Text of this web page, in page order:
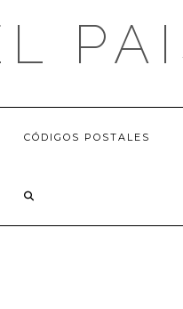
CÓDIGOS POSTALES